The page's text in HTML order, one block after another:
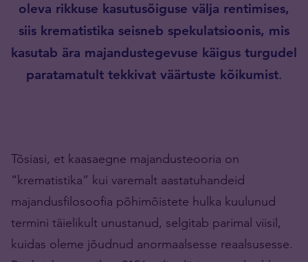
oleva rikkuse kasutusõiguse välja rentimises,
siis krematistika seisneb spekulatsioonis, mis
kasutab ära majandustegevuse käigus turgudel
paratamatult tekkivat väärtuste kõikumist.
Tõsiasi, et kaasaegne majandusteooria on
“krematistika” kui varemalt aastatuhandeid
majandusfilosoofia põhimõistete hulka kuulunud
termini täielikult unustanud, selgitab parimal viisil,
kuidas oleme jõudnud anormaalsesse reaalsusesse.